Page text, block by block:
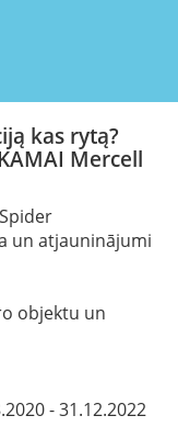
kas rytą?
Mercell
un atjauninājumi
objektu un
- 31.12.2022